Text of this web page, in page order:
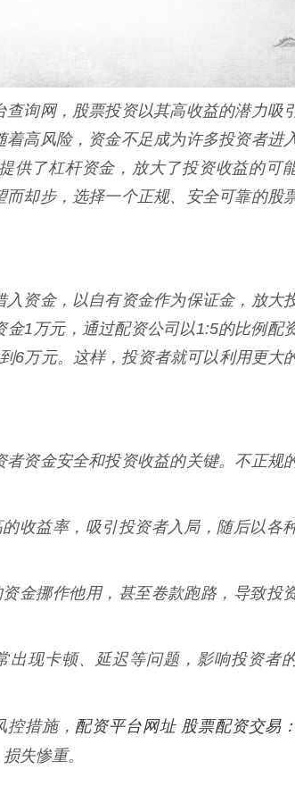
询网，股票投资以其高收益的潜力吸
高风险，资金不足成为许多投资者进
供了杠杆资金，放大了投资收益的可
却步，选择一个正规、安全可靠的股
资金，以自有资金作为保证金，放大
1万元，通过配资公司以1:5的比例配
6万元。这样，投资者就可以利用更大
资金安全和投资收益的关键。不正规
收益率，吸引投资者入局，随后以各
金挪作他用，甚至卷款跑路，导致投
出现卡顿、延迟等问题，影响投资者
措施， 配资平台网址 股票配资交易
失惨重。